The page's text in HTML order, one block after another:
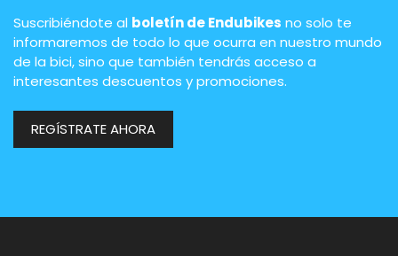
Suscribiéndote al boletín de Endubikes no solo te
informaremos de todo lo que ocurra en nuestro mundo
de la bici, sino que también tendrás acceso a
interesantes descuentos y promociones.
REGÍSTRATE AHORA